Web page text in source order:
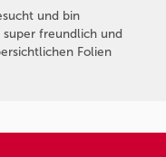
und bin
freundlich und
Folien